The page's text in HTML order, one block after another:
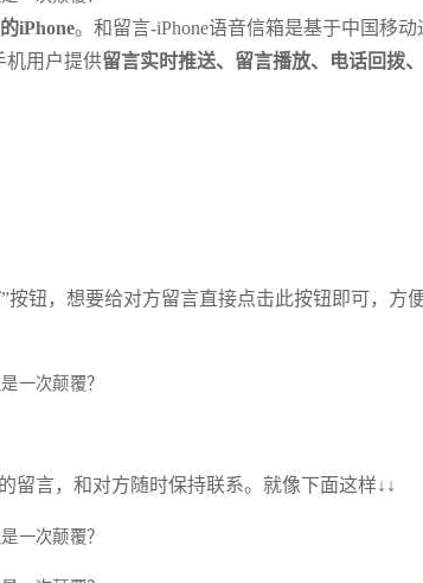
iPhone。和留言-iPhone语音信箱是基于中国移动
机用户提供留言实时推送、留言播放、电话回拨
”按钮，想要给对方留言直接点击此按钮即可，方
留言，和对方随时保持联系。就像下面这样↓↓